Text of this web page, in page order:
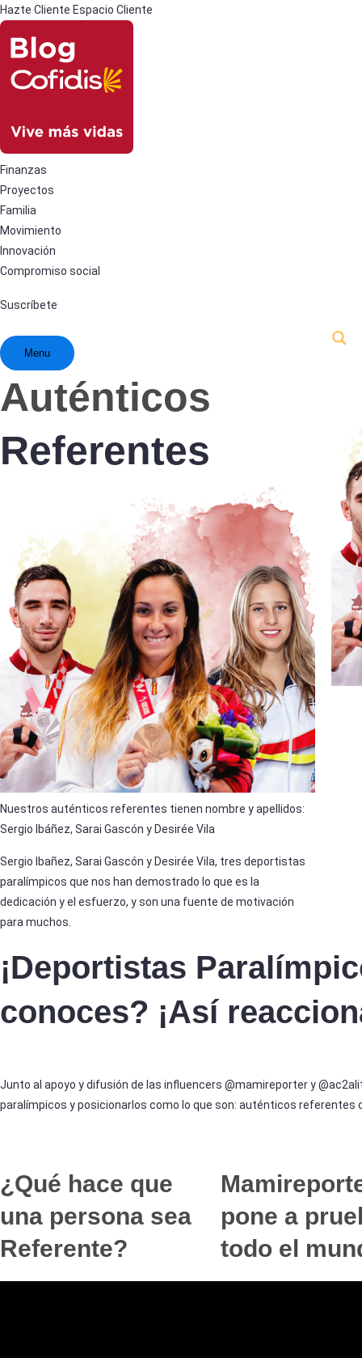
Hazte Cliente Espacio Cliente
Finanzas
Proyectos
Familia
Movimiento
Innovación
Compromiso social
Suscríbete
Menu
Auténticos
Referentes
Nuestros auténticos referentes tienen nombre y apellidos:
Sergio Ibáñez, Sarai Gascón y Desirée Vila
Sergio Ibañez, Sarai Gascón y Desirée Vila, tres deportistas
paralímpicos que nos han demostrado lo que es la
dedicación y el esfuerzo, y son una fuente de motivación
para muchos.
¡Deportistas
conoces? ¡Así
Junto al apoyo y difusión de las influencers @mamireporter y
paralímpicos y posicionarlos como lo que son: auténticos referentes
¿Qué hace que
una persona sea
Referente?
pone a
todo el